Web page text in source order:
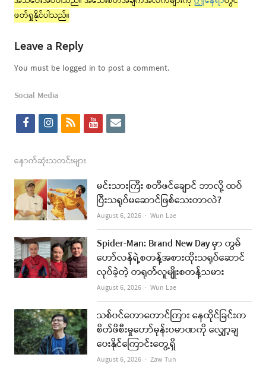
ဖတ်ရှုနိုင်ပါသည်။
Leave a Reply
You must be logged in to post a comment.
Social Media
f
c
e
b
o
o
k
i
s
t
a
g
r
a
m
r
s
y
t
u
b
e
e
i
l
နောက်ဆုံးသတင်းများ
မင်းသားကြီး စတီဖင်ချောင် ဘာလို့ ထပ်
ပြီးသရုပ်မဆောင်ဖြစ်သေးတာလဲ?
August 6, 2026 Author
Wun Lae
Spider-Man: Brand New Day မှာ တွမ်
ဟော်လန်ရဲ့စတန့်အစားထိုးသရုပ်ဆောင်
လုပ်ခဲ့တဲ့ တရုတ်လူမျိုးစတန့်သမား
August 6, 2026 Author
Wun Lae
သစ်ပင်တောတောင်ကြား နေထိုင်ခြင်းက
စိတ်ဖိစီးမှုဟော်မုန်းပမာဏကို လျှော့ချ
ပေးနိုင်ကြောင်းတွေ့ရှိ
August 6, 2026 Author
Zaw Tun